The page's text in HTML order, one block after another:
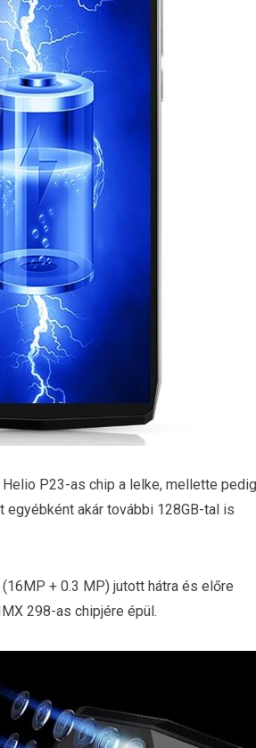
P23-as chip a lelke, mellette pedig
egyébként akár további 128GB-tal is
+ 0.3 MP) jutott hátra és előre
298-as chipjére épül.